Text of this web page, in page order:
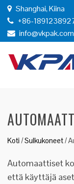
Shanghai, Kiina
+86-
info@vkpak.com
Koti /Sulkukoneet/
Automaattiset
että käyttäjä